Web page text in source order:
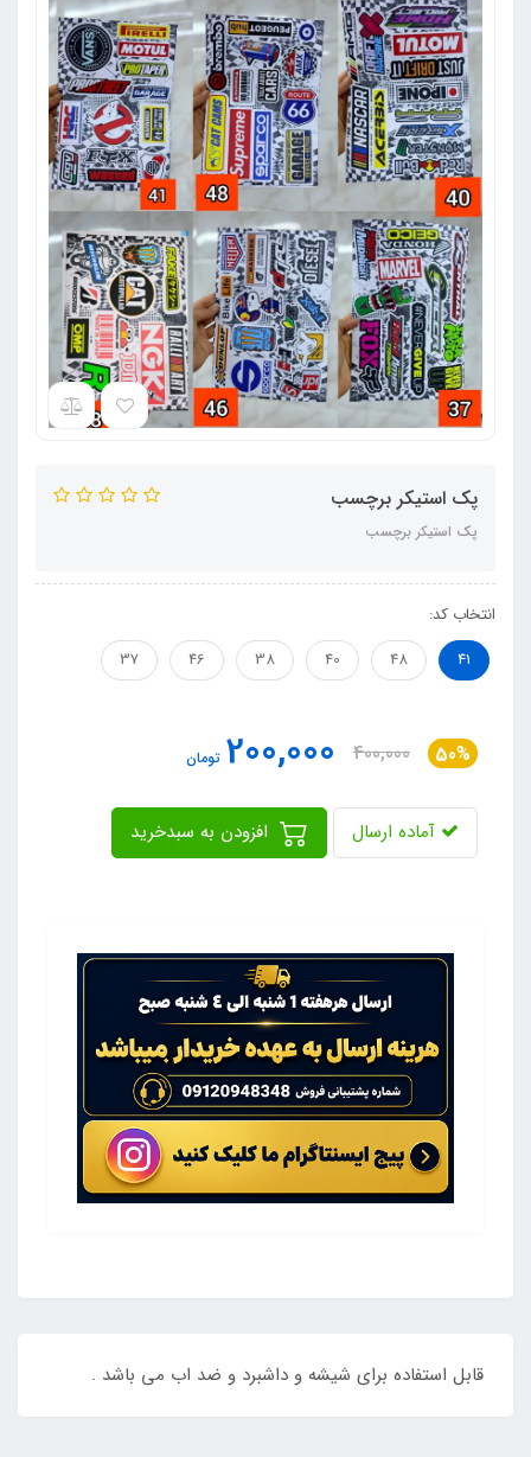
پک استیکر برچسب
پک استیکر برچسب
انتخاب کد:
41
48
40
38
46
37
50%
400,000
200,000 تومان
آماده ارسال
قابل استفاده برای شیشه و داشبرد و ضد اب می باشد .